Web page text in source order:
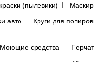
(пылевики)
авто Круги для
Моющие средства